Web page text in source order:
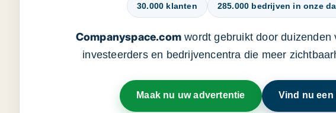
30.000 klanten 285.000 bedrijven in onze
Companyspace.com wordt gebruikt door
investeerders en bedrijvencentra die meer
Maak nu uw advertentie Vind nu